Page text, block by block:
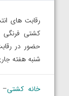
کشتی
حضور در
شنبه هفته جاری (۱۶ شهریورماه)
خانه کشتی–